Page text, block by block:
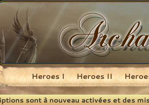
Heroes I Heroes II
sont à nouveau activées et des